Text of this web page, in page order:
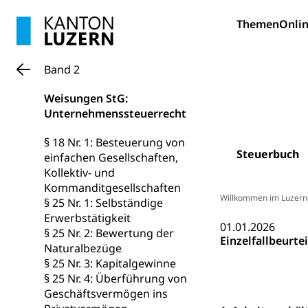
Themen
Steuerbuch
Band 2
Weisungen StG:
Unternehmenssteuerrecht
§ 18 Nr. 1: Besteuerung von
einfachen Gesellschaften,
Kollektiv- und
Kommanditgesellschaften
§ 25 Nr. 1: Selbständige
Erwerbstätigkeit
§ 25 Nr. 2: Bewertung der
Naturalbezüge
§ 25 Nr. 3: Kapitalgewinne
§ 25 Nr. 4: Überführung von
Geschäftsvermögen ins
Willkommen im
01.01.2026
Geburt, Heirat,
Amt für
Ausweise
Reisepass,
Nationalität,